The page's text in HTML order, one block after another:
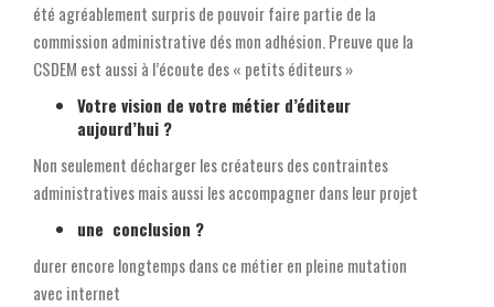
été agréablement surpris de pouvoir faire partie de la
commission administrative dés mon adhésion. Preuve que la
CSDEM est aussi à l’écoute des « petits éditeurs »
Votre vision de votre métier d’éditeur
aujourd’hui ?
Non seulement décharger les créateurs des contraintes
administratives mais aussi les accompagner dans leur projet
une conclusion ?
durer encore longtemps dans ce métier en pleine mutation
avec internet